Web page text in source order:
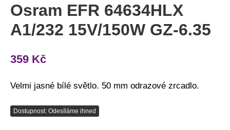
Osram EFR 64634HLX
A1/232 15V/150W GZ-6.35
359 Kč
Velmi jasné bílé světlo. 50 mm odrazové zrcadlo.
Dostupnost: Odesíláme ihned